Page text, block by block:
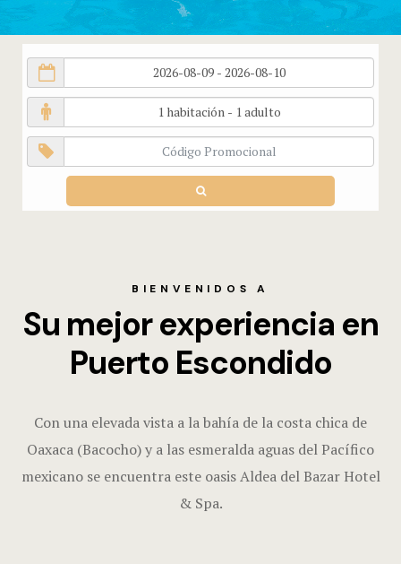
BIENVENIDOS A
Su mejor experiencia en
Puerto Escondido
Con una elevada vista a la bahía de la costa chica de
Oaxaca (Bacocho) y a las esmeralda aguas del Pacífico
mexicano se encuentra este oasis Aldea del Bazar Hotel
& Spa.